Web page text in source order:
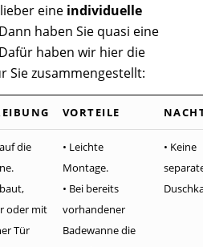
eineindividuelle
haben Sie quasi eine
haben wir hier die
Sie zusammengestellt:
VORTEILE
die
oder mit
Tür
• Leichte
Montage.
• Bei bereits
vorhandener
Badewanne die
• Keine